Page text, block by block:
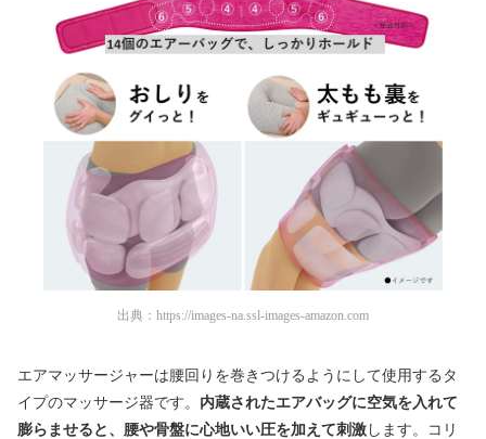
出典： https://images-na.ssl-images-amazon.com
エアマッサージャーは腰回りを巻きつけるようにして使用するタ
イプのマッサージ器です。 内蔵されたエアバッグに空気を入れて
膨らませると、腰や骨盤に心地いい圧を加えて刺激 します。コリ